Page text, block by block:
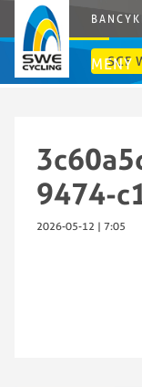
MENY
SCF
9474-
2026-05-12 | 7:05